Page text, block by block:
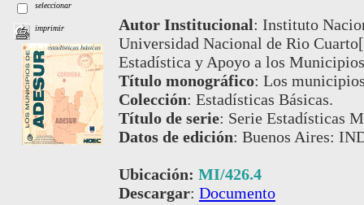
seleccionar
imprimir Autor Institucional: Instituto
Universidad Nacional de Rio
Estadística y Apoyo a los
Título monográfico: Los
Colección: Estadísticas Básicas.
Título de serie: Serie Estadísticas
Datos de edición: Buenos Aires:
Ubicación: MI/426.4
Descargar: Documento